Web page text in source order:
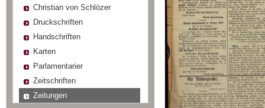
Christian von Schlözer
Druckschriften
Handschriften
Karten
Parlamentarier
Zeitschriften
Zeitungen